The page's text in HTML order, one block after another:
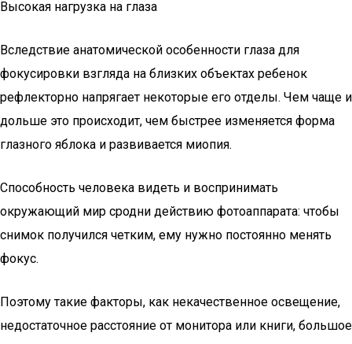
Высокая нагрузка на глаза
Вследствие анатомической особенности глаза для
фокусировки взгляда на близких объектах ребенок
рефлекторно напрягает некоторые его отделы. Чем чаще и
дольше это происходит, чем быстрее изменяется форма
глазного яблока и развивается миопия.
Способность человека видеть и воспринимать
окружающий мир сродни действию фотоаппарата: чтобы
снимок получился четким, ему нужно постоянно менять
фокус.
Поэтому такие факторы, как некачественное освещение,
недостаточное расстояние от монитора или книги, большое